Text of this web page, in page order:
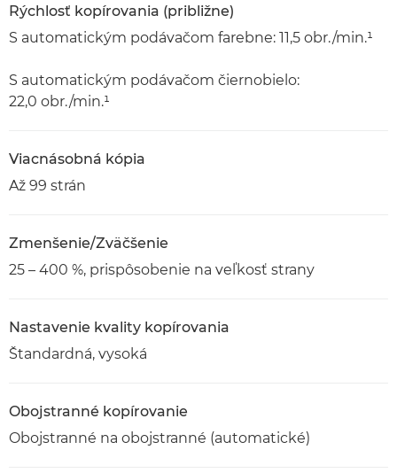
Rýchlosť kopírovania (približne)
S automatickým podávačom farebne: 11,5 obr./min.¹
S automatickým podávačom čiernobielo:
22,0 obr./min.¹
Viacnásobná kópia
Až 99 strán
Zmenšenie/Zväčšenie
25 – 400 %, prispôsobenie na veľkosť strany
Nastavenie kvality kopírovania
Štandardná, vysoká
Obojstranné kopírovanie
Obojstranné na obojstranné (automatické)